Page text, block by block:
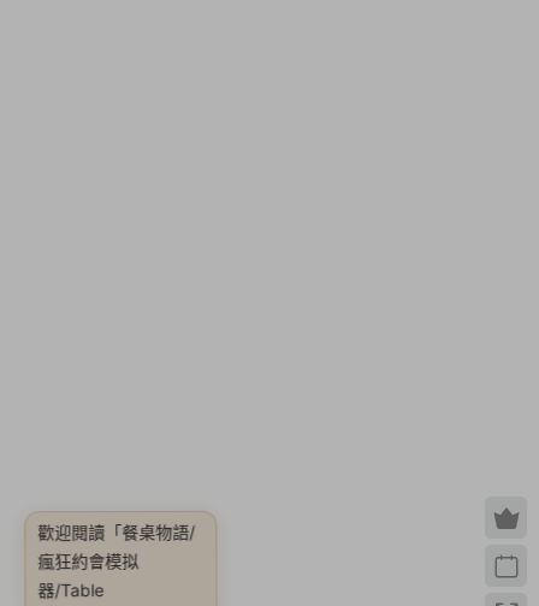
歡迎閱讀 「餐桌物語/
瘋狂約會模拟
器/Table
Manners【v1.2.0|容
量2GB|官方簡體中